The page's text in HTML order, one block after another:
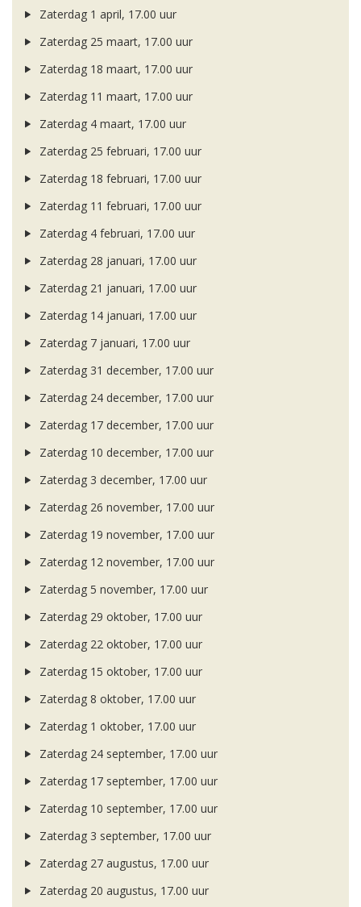
Zaterdag 1 april, 17.00 uur
Zaterdag 25 maart, 17.00 uur
Zaterdag 18 maart, 17.00 uur
Zaterdag 11 maart, 17.00 uur
Zaterdag 4 maart, 17.00 uur
Zaterdag 25 februari, 17.00 uur
Zaterdag 18 februari, 17.00 uur
Zaterdag 11 februari, 17.00 uur
Zaterdag 4 februari, 17.00 uur
Zaterdag 28 januari, 17.00 uur
Zaterdag 21 januari, 17.00 uur
Zaterdag 14 januari, 17.00 uur
Zaterdag 7 januari, 17.00 uur
Zaterdag 31 december, 17.00 uur
Zaterdag 24 december, 17.00 uur
Zaterdag 17 december, 17.00 uur
Zaterdag 10 december, 17.00 uur
Zaterdag 3 december, 17.00 uur
Zaterdag 26 november, 17.00 uur
Zaterdag 19 november, 17.00 uur
Zaterdag 12 november, 17.00 uur
Zaterdag 5 november, 17.00 uur
Zaterdag 29 oktober, 17.00 uur
Zaterdag 22 oktober, 17.00 uur
Zaterdag 15 oktober, 17.00 uur
Zaterdag 8 oktober, 17.00 uur
Zaterdag 1 oktober, 17.00 uur
Zaterdag 24 september, 17.00 uur
Zaterdag 17 september, 17.00 uur
Zaterdag 10 september, 17.00 uur
Zaterdag 3 september, 17.00 uur
Zaterdag 27 augustus, 17.00 uur
Zaterdag 20 augustus, 17.00 uur